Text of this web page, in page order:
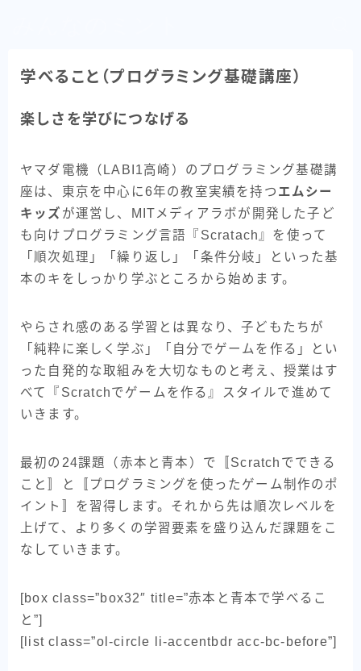
学べること（プログラミング基礎講座）
楽しさを学びにつなげる
ヤマダ電機（LABI1高崎）のプログラミング基礎講
座は、東京を中心に6年の教室実績を持つ エムシー
キッズ が運営し、MITメディアラボが開発した子ど
も向けプログラミング言語『Scratach』を使って
「順次処理」「繰り返し」「条件分岐」といった基
本のキをしっかり学ぶところから始めます。
やらされ感のある学習とは異なり、子どもたちが
「純粋に楽しく学ぶ」「自分でゲームを作る」とい
った自発的な取組みを大切なものと考え、授業はす
べて『Scratchでゲームを作る』スタイルで進めて
いきます。
最初の24課題（赤本と青本）で〚Scratchでできる
こと〛と〚プログラミングを使ったゲーム制作のポ
イント〛を習得します。それから先は順次レベルを
上げて、より多くの学習要素を盛り込んだ課題をこ
なしていきます。
[box class=”box32″ title=”赤本と青本で学べるこ
と”]
[list class=”ol-circle li-accentbdr acc-bc-before”]